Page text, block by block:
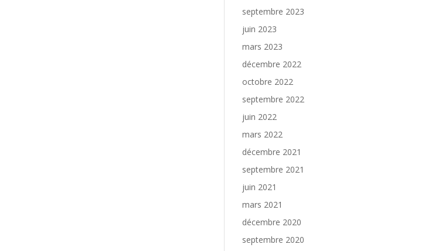
septembre 2023
juin 2023
mars 2023
décembre 2022
octobre 2022
septembre 2022
juin 2022
mars 2022
décembre 2021
septembre 2021
juin 2021
mars 2021
décembre 2020
septembre 2020